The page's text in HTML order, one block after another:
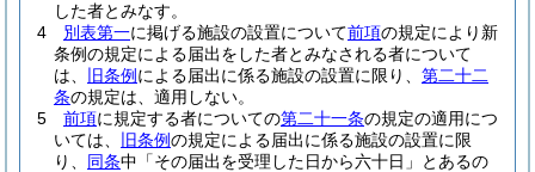
した者とみなす。
4
別表第一に掲げる施設の設置について前項の規定により新
条例の規定による届出をした者とみなされる者について
は、
旧条例 による届出に係る施設の設置に限り、 第二十二
条の規定は、適用しない。
5
前項に規定する者についての第二十一条の規定の適用につ
いては、
旧条例の規定による届出に係る施設の設置に限
り、 同条中「その届出を受理した日から六十日」とあるの